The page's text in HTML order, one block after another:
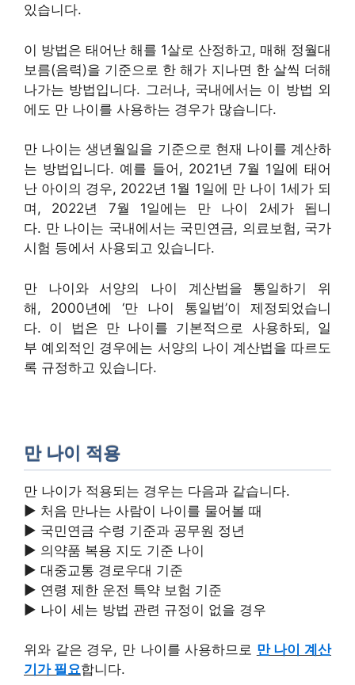
있습니다.
이 방법은 태어난 해를 1살로 산정하고, 매해 정월대
보름(음력)을 기준으로 한 해가 지나면 한 살씩 더해
나가는 방법입니다. 그러나, 국내에서는 이 방법 외
에도 만 나이를 사용하는 경우가 많습니다.
만 나이는 생년월일을 기준으로 현재 나이를 계산하
는 방법입니다. 예를 들어, 2021년 7월 1일에 태어
난 아이의 경우, 2022년 1월 1일에 만 나이 1세가 되
며, 2022년 7월 1일에는 만 나이 2세가 됩니
다. 만 나이는 국내에서는 국민연금, 의료보험, 국가
시험 등에서 사용되고 있습니다.
만 나이와 서양의 나이 계산법을 통일하기 위
해, 2000년에 ‘만 나이 통일법’이 제정되었습니
다. 이 법은 만 나이를 기본적으로 사용하되, 일
부 예외적인 경우에는 서양의 나이 계산법을 따르도
록 규정하고 있습니다.
만 나이 적용
만 나이가 적용되는 경우는 다음과 같습니다.
▶ 처음 만나는 사람이 나이를 물어볼 때
▶ 국민연금 수령 기준과 공무원 정년
▶ 의약품 복용 지도 기준 나이
▶ 대중교통 경로우대 기준
▶ 연령 제한 운전 특약 보험 기준
▶ 나이 세는 방법 관련 규정이 없을 경우
위와 같은 경우, 만 나이를 사용하므로 만 나이 계산
기가 필요합니다.